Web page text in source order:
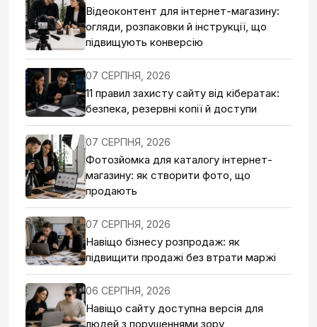
Відеоконтент для інтернет-магазину:
огляди, розпаковки й інструкції, що
підвищують конверсію
07 СЕРПНЯ, 2026
11 правил захисту сайту від кібератак:
безпека, резервні копії й доступи
07 СЕРПНЯ, 2026
Фотозйомка для каталогу інтернет-
магазину: як створити фото, що
продають
07 СЕРПНЯ, 2026
Навіщо бізнесу розпродаж: як
підвищити продажі без втрати маржі
06 СЕРПНЯ, 2026
Навіщо сайту доступна версія для
людей з порушеннями зору